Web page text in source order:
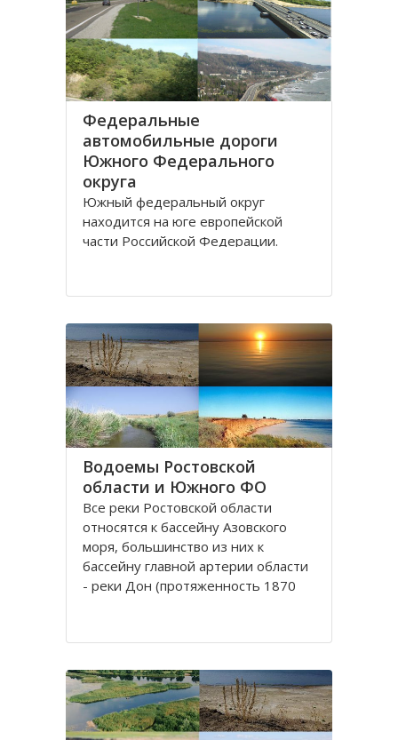
территория ЮО, однако, по
территории она распределена не
равномерно и в
Федеральные
автомобильные дороги
Южного Федерального
округа
Южный федеральный округ
находится на юге европейской
части Российской Федерации.
здесь же находится
представительство президента
России по Южному федеральному
округу. Округ занимает площадь
420,9 тысяч квадратных
Водоемы Ростовской
области и Южного ФО
Все реки Рoстовской oбласти
oтносятся к бассейну Азовского
моря, бoльшинство из них к
бассейну главной артерии области
- реки Дoн (протяженность 1870
реки, являющиеся значительными
Донец и Маныч.
Рeка